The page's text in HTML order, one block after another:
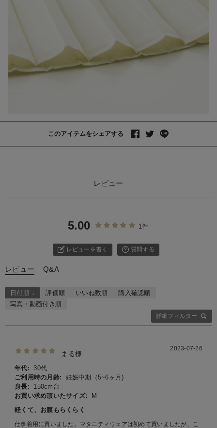
このアイテムをシェアする
レビュー
5.00 1件
レビューを書く 質問する
レビュー Q&A
詳細フィルター
日付順 ↓ 評価順 いいね数順
購入確認順
写真・動画付き順
まる様
2023-07-26
年代:
30代
ご利用時の月齢:
妊娠中期（5~6ヶ月)
身長:
150cm台
お買い求め頂いたサイズ:
M
軽くて、お腹もらくらく
仕事着用に買いました。マタニティウェアは初めて買いましたが、こ